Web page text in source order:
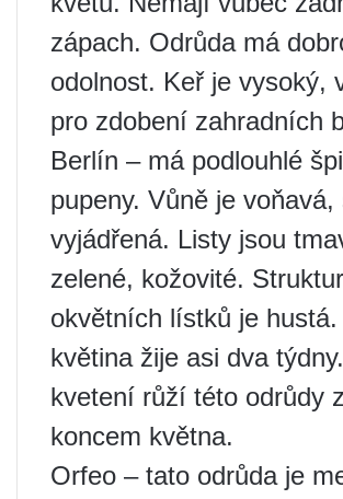
zápach. Odrůda má
odolnost. Keř je vysoký,
pro zdobení zahradních
Berlín – má podlouhlé
pupeny. Vůně je voňavá,
vyjádřená. Listy jsou
zelené, kožovité.
okvětních lístků je
květina žije asi dva
kvetení růží této odrůdy
koncem května.
Orfeo – tato odrůda je